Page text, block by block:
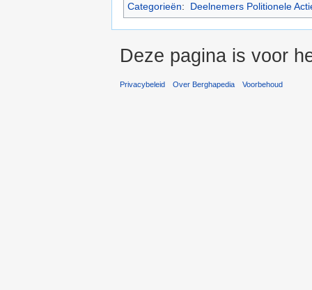
Categorieën: Deelnemers Politionele
Deze pagina is voor
Privacybeleid Over Berghapedia Voorbehoud